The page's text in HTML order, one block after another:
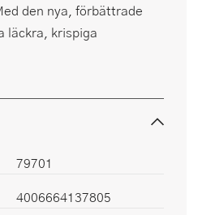
den nya, förbättrade
läckra, krispiga
79701
4006664137805